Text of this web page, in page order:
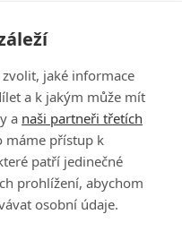
PŘIHLÁSIT
REGISTROVAT
jaké informace
a k jakým může mít
a naši partneři třetích
máme přístup k
patří jedinečné
prohlížení, abychom
osobní údaje.